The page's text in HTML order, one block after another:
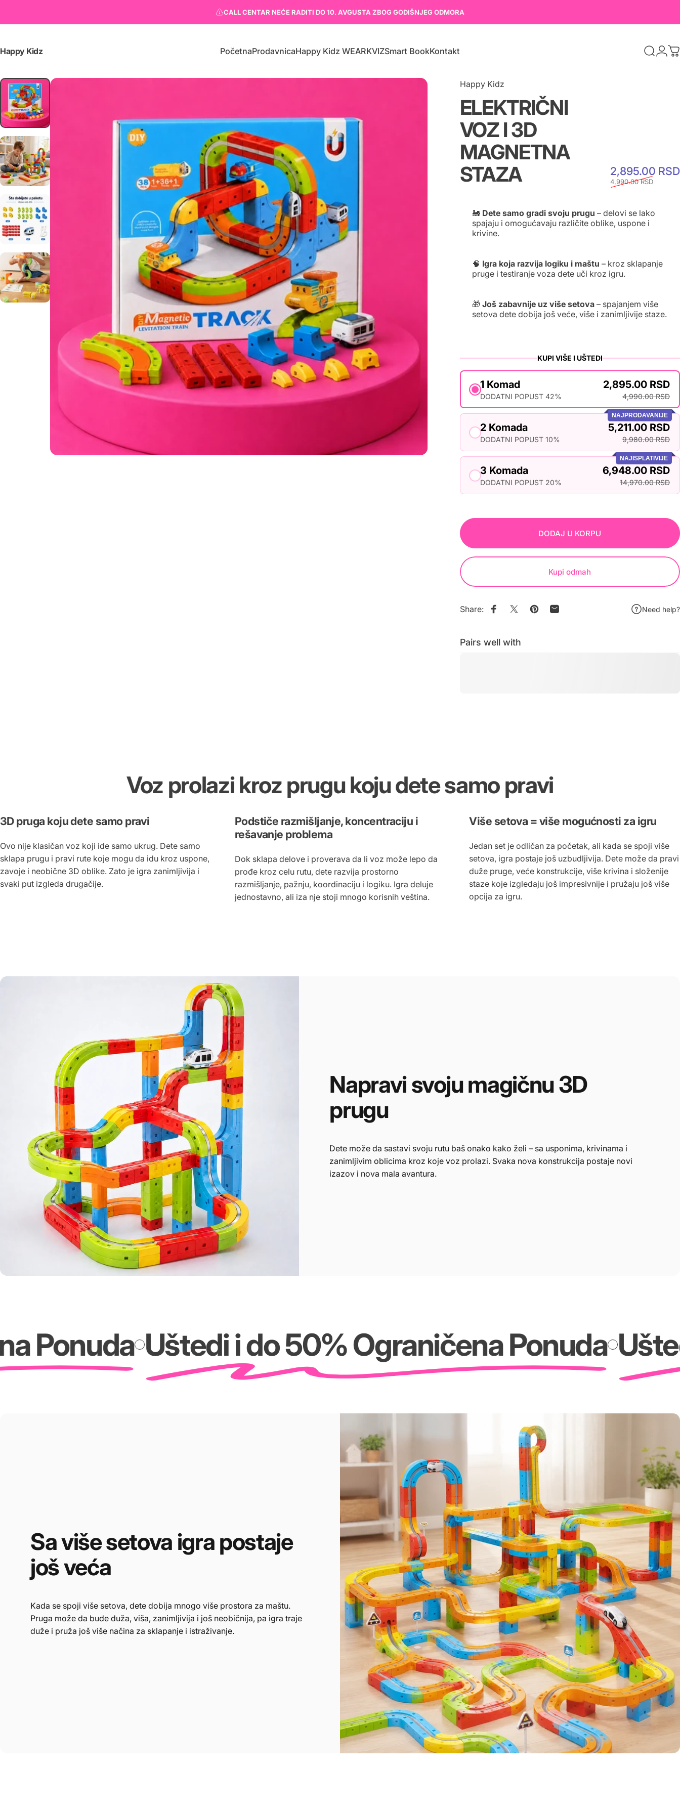
CALL CENTAR NEĆE RADITI DO 10. AVGUSTA ZBOG GODIŠNJEG ODMORA
Happy Kidz PočetnaProdavnicaHappy Kidz WEARKVIZSmart BookKontakt
Happy Kidz
ELEKTRIČNI
VOZ I3D
MAGNETNA
STAZA
2,895.00 RSD
4,990.00 RSD
🚂 Dete samo gradi svoju prugu – delovi se lako
spajaju i omogućavaju različite oblike, uspone i
krivine.
🧠 Igra koja razvija logiku i maštu – kroz sklapanje
pruge i testiranje voza dete uči kroz igru.
🎁 Još zabavnije uz više setova– spajanjem više
setova dete dobija još veće, više i zanimljivije staze.
KUPI VIŠE I UŠTEDI
1 Komad
DODATNI POPUST 42%
2,895.00 RSD
4,990.00 RSD
NAJPRODAVANIJE
2 Komada
DODATNI POPUST 10%
5,211.00 RSD
9,980.00 RSD
NAJISPLATIVIJE
3 Komada
DODATNI POPUST 20%
6,948.00 RSD
14,970.00 RSD
DODAJ U KORPU
Kupi odmah
Share: Need help?
Pairs well with
Voz prolazikroz prugukojudetesamo pravi
3D pruga koju dete samo pravi
Ovo nije klasičan voz koji ide samo ukrug. Dete samo
sklapa prugu i pravi rute koje mogu da idu kroz uspone,
zavoje i neobične 3D oblike. Zato je igra zanimljivija i
svaki put izgleda drugačije.
Podstiče razmišljanje, koncentraciju i
rešavanje problema
Dok sklapa delove i proverava da li voz može lepo da
prođe kroz celu rutu, dete razvija prostorno
razmišljanje, pažnju, koordinaciju i logiku. Igra deluje
jednostavno, ali iza nje stoji mnogo korisnih veština.
Više setova = više mogućnosti za igru
Jedan set je odličan za početak, ali kada se spoji više
setova, igra postaje još uzbudljivija. Dete može da pravi
duže pruge, veće konstrukcije, više krivina i složenije
staze koje izgledaju još impresivnije i pružaju još više
opcija za igru.
Napravisvojumagičnu3D
prugu
Dete može da sastavi svoju rutu baš onako kako želi – sa usponima, krivinama i
zanimljivim oblicima kroz koje voz prolazi. Svaka nova konstrukcija postaje novi
izazov i nova mala avantura.
Uštedi i do 50% Ograničena Ponuda Uštedi i
Savišesetova igra postaje
jošveća
Kada se spoji više setova, dete dobija mnogo više prostora za maštu.
Pruga može da bude duža, viša, zanimljivija i još neobičnija, pa igra traje
duže i pruža još više načina za sklapanje i istraživanje.